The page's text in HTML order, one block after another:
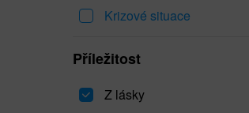
Krizové situace
Příležitost
Z lásky